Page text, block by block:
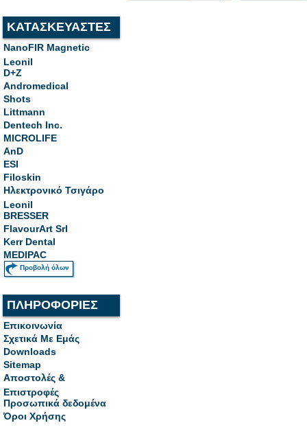
ΚΑΤΑΣΚΕΥΑΣΤΕΣ
NanoFIR Magnetic
Leonil
D+Z
Andromedical
Shots
Littmann
Dentech Inc.
MICROLIFE
AnD
ESI
Filoskin
Ηλεκτρονικό Τσιγάρο
Leonil
BRESSER
FlavourArt Srl
Kerr Dental
MEDIPAC
Προβολή όλων
ΠΛΗΡΟΦΟΡΙΕΣ
Επικοινωνία
Σχετικά Με Εμάς
Downloads
Sitemap
Αποστολές &
Επιστροφές
Προσωπικά δεδομένα
Όροι Χρήσης